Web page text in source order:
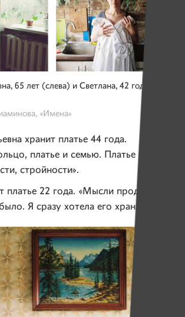
65 лет (слева) и Светлана, 42 года
«Имена»
хранит платье 44 года.
платье и семью. Платье —
стройности».
платье 22 года. «Мысли продавать
Я сразу хотела его хранить».